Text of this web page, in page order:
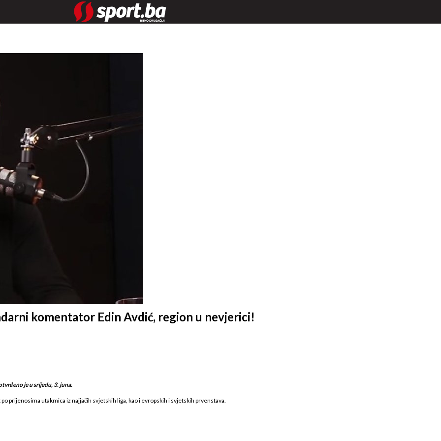
komentator Edin Avdić, region u nevjerici!
je u srijedu, 3. juna.
prijenosima utakmica iz najjačih svjetskih liga, kao i evropskih i svjetskih prvenstava.